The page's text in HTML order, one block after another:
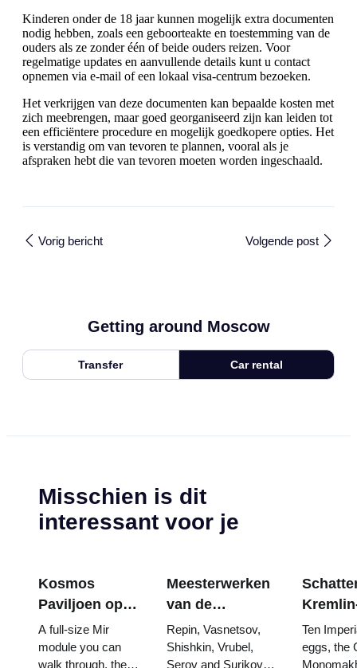
Kinderen onder de 18 jaar kunnen mogelijk extra documenten
nodig hebben, zoals een geboorteakte en toestemming van de
ouders als ze zonder één of beide ouders reizen. Voor
regelmatige updates en aanvullende details kunt u contact
opnemen via e-mail of een lokaal visa-centrum bezoeken.
Het verkrijgen van deze documenten kan bepaalde kosten met
zich meebrengen, maar goed georganiseerd zijn kan leiden tot
een efficiëntere procedure en mogelijk goedkopere opties. Het
is verstandig om van tevoren te plannen, vooral als je
afspraken hebt die van tevoren moeten worden ingeschaald.
Vorig bericht Volgende post
Getting around Moscow
Transfer Car rental
Misschien is dit
interessant voor je
Kosmos
Paviljoen op
VDNKh:
Binnen de
A full-size Mir
module you can
walk through, the
Meesterwerken
van de
Tretjakovgalerij:
De schilderijen
Repin, Vasnetsov,
Shishkin, Vrubel,
Serov and Surikov
Ten
eggs, the